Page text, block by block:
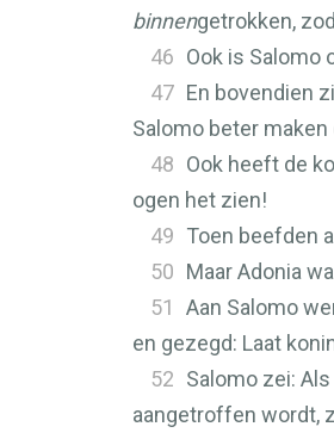
binnengetrokken,
46 Ook is Salomo
47 En bovendien
Salomo beter
48 Ook heeft de
ogen het zien!
49 Toen beefden
50 Maar Adonia
51
Aan Salomo
en gezegd: Laat
52 Salomo zei:
aangetroffen wordt,